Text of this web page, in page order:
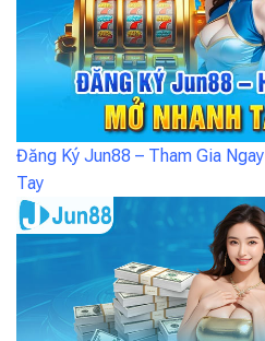
Đăng Ký Jun88 – Tham Gia
Tay